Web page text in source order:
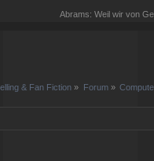
Abrams: Weil wir von
& Fan Fiction » Forum»